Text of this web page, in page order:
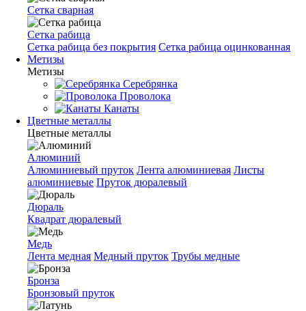
Сетка сварная
Сетка рабица
Сетка рабица без покрытия Сетка рабица оцинкованная
Метизы
Метизы
Серебрянка
Проволока
Канаты
Цветные металлы
Цветные металлы
Алюминий
Алюминиевый пруток Лента алюминиевая Листы
алюминиевые Пруток дюралевый
Дюраль
Квадрат дюралевый
Медь
Лента медная Медный пруток Трубы медные
Бронза
Бронзовый пруток